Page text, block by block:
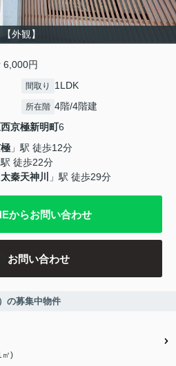
【外観】
6,000円
間取り 1LDK
所在階 4階/4階建
西京極新明町6
」駅 徒歩12分
駅 徒歩22分
太秦天神川 」駅 徒歩29分
からお問い合わせ
お問い合わせ
の募集中物件
㎡)